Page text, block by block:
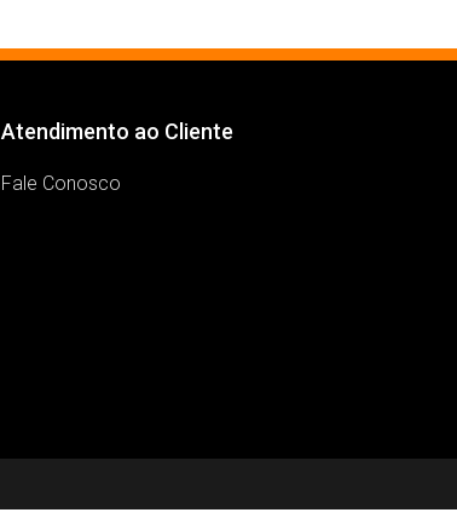
Atendimento ao Cliente
Fale Conosco